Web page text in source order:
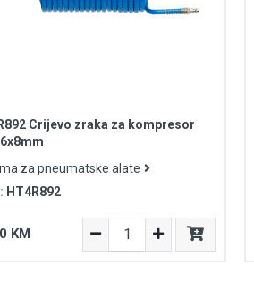
Crijevo zraka za kompresor
za pneumatske alate
HT4R892
KM